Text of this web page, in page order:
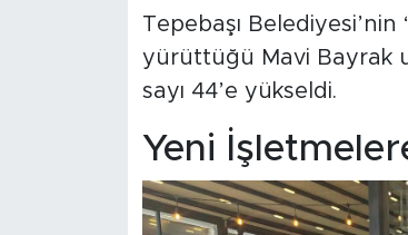
Tepebaşı
yürüttüğü Mavi Bayrak
sayı 44’e yükseldi.
Yeni